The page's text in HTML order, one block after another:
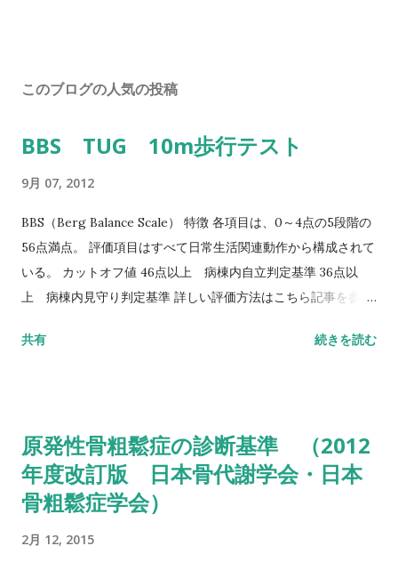
このブログの人気の投稿
BBS TUG 10m歩行テスト
9月 07, 2012
BBS（Berg Balance Scale） 特徴 各項目は、0～4点の5段階の
56点満点。 評価項目はすべて日常生活関連動作から構成されて
いる。 カットオフ値 46点以上 病棟内自立判定基準 36点以
上 病棟内見守り判定基準 詳しい評価方法はこちら記事を参照
TUG（Timed Up to Go）テスト 方法 肘掛つきの椅子から立
詳しい評価方法はこちら記事を参照して下さい↓ タイムアップ
アンドゴーテスト TUG:Timed Up & Go Test 10m歩行テスト
方法 助走路（各3m）を含めた約16m（直線歩行路）を歩行し、
測する。 カットオフ 24.6秒：屋内歩行 11.6秒：屋外歩行 詳し
共有 続きを読む
原発性骨粗鬆症の診断基準 （2012
年度改訂版 日本骨代謝学会・日本
骨粗鬆症学会）
2月 12, 2015